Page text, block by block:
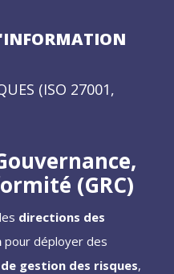
(ISO 27001,
(GRC)
directions des
pour déployer des
gestion des risques,